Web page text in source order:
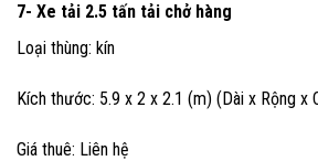
7- Xe tải 2.5 tấn tải chở hàng
Loại thùng: kín
Kích thước: 5.9 x 2 x 2.1 (m) (Dài x Rộng x
Giá thuê: Liên hệ